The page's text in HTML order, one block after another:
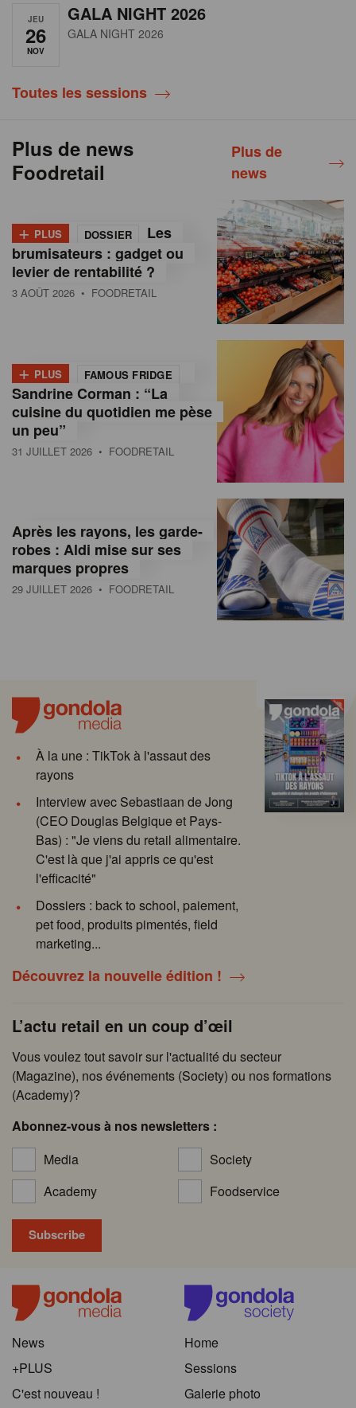
JEU
26
NOV
GALA NIGHT 2026
GALA NIGHT 2026
Toutes les sessions
Plus de news
Foodretail
Plus de
news
+ PLUS DOSSIER
Les
brumisateurs : gadget ou
levier de rentabilité ?
3 AOÛT 2026 • FOODRETAIL
+ PLUS FAMOUS FRIDGE
Sandrine Corman : “La
cuisine du quotidien me pèse
un peu”
31 JUILLET 2026 • FOODRETAIL
Après les rayons, les garde-
robes : Aldi mise sur ses
marques propres
29 JUILLET 2026 • FOODRETAIL
À la une : TikTok à l'assaut des
rayons
Interview avec Sebastiaan de Jong
(CEO Douglas Belgique et Pays-
Bas) : "Je viens du retail alimentaire.
C'est là que j'ai appris ce qu'est
l'efficacité"
Dossiers : back to school, paiement,
pet food, produits pimentés, field
marketing...
Découvrez la nouvelle édition !
L’actu retail en un coup d’œil
Vous voulez tout savoir sur l'actualité du secteur
(Magazine), nos événements (Society) ou nos formations
(Academy)?
Abonnez-vous à nos newsletters :
Media
Society
Academy
Foodservice
News
+PLUS
C'est nouveau !
Home
Sessions
Galerie photo